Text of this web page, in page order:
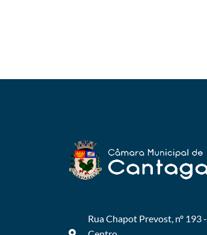
Rua Chapot Prevost, nº 193 -